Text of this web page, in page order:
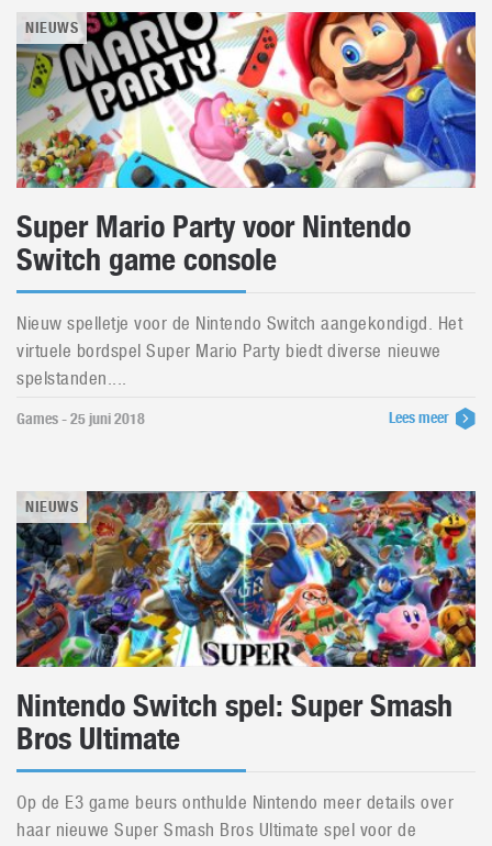
NIEUWS
Super Mario Party voor Nintendo
Switch game console
Nieuw spelletje voor de Nintendo Switch aangekondigd. Het
virtuele bordspel Super Mario Party biedt diverse nieuwe
spelstanden....
Games - 25 juni 2018 Lees meer
NIEUWS
Nintendo Switch spel: Super Smash
Bros Ultimate
Op de E3 game beurs onthulde Nintendo meer details over
haar nieuwe Super Smash Bros Ultimate spel voor de